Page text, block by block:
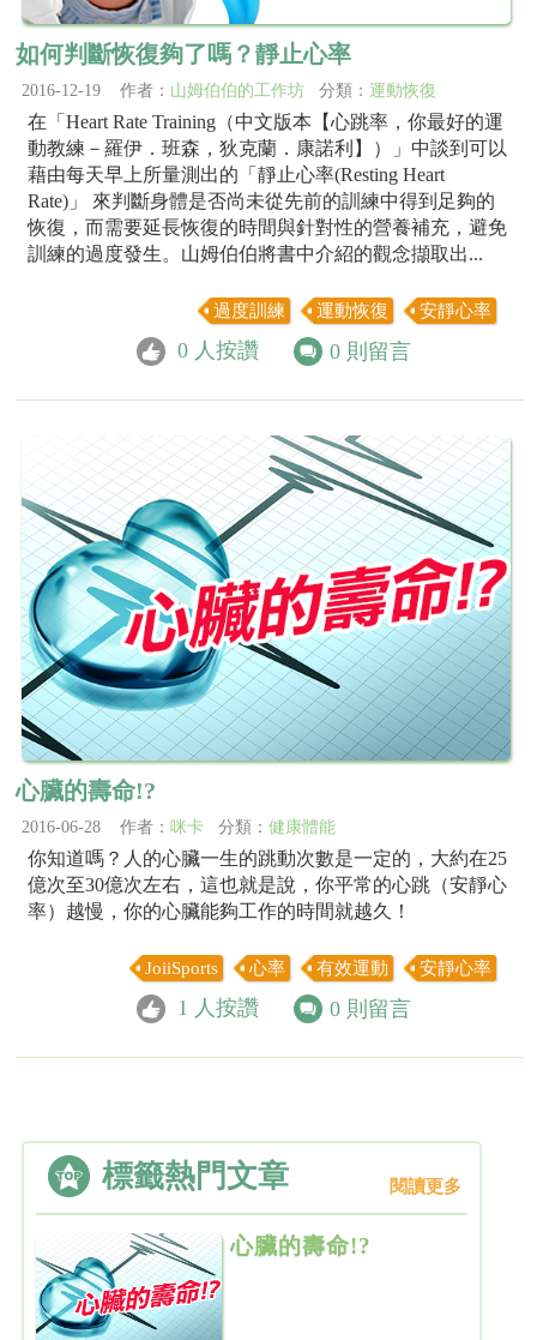
如何判斷恢復夠了嗎？靜止心率
2016-12-19 作者： 山姆伯伯的工作坊 分類： 運動恢復
在「Heart Rate Training（中文版本【心跳率，你最好的運
動教練－羅伊．班森，狄克蘭．康諾利】）」中談到可以
藉由每天早上所量測出的「靜止心率(Resting Heart
Rate)」 來判斷身體是否尚未從先前的訓練中得到足夠的
恢復，而需要延長恢復的時間與針對性的營養補充，避免
訓練的過度發生。山姆伯伯將書中介紹的觀念擷取出...
過度訓練 運動恢復 安靜心率
0 人按讚 0 則留言
心臟的壽命!?
2016-06-28 作者： 咪卡 分類： 健康體能
你知道嗎？人的心臟一生的跳動次數是一定的，大約在25
億次至30億次左右，這也就是說，你平常的心跳（安靜心
率）越慢，你的心臟能夠工作的時間就越久！
JoiiSports 心率 有效運動 安靜心率
1 人按讚 0 則留言
標籤熱門文章 閱讀更多
心臟的壽命!?